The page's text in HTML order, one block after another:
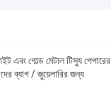
এবং গোল্ড মেটাল টিস্যু পেপারের
ব্যাগ / জুয়েলারির জন্য